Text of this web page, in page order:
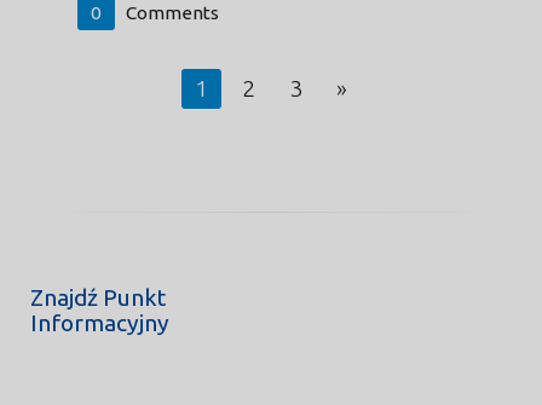
0 Comments
1 2 3 »
Znajdź Punkt
Informacyjny